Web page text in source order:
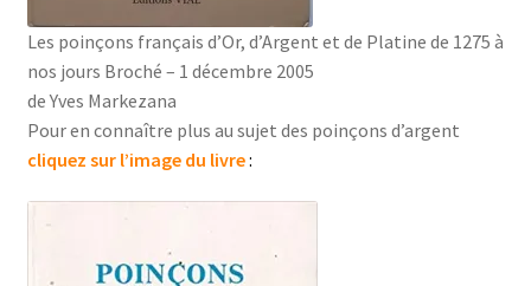
Les poinçons français d’Or, d’Argent et de Platine de 1275 à
nos jours Broché – 1 décembre 2005
de Yves Markezana
Pour en connaître plus au sujet des poinçons d’argent
cliquez sur l’image du livre: